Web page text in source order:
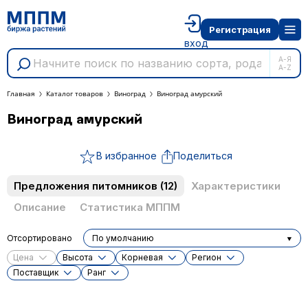
А-Я
A-Z
вход
Регистрация
Главная Каталог товаров Виноград Виноград амурский
Виноград амурский
В избранное Поделиться
Предложения питомников (12)
Характеристики
Описание
Статистика МППМ
Цена Высота Корневая
Регион
Поставщик
Ранг
Отсортировано По умолчанию